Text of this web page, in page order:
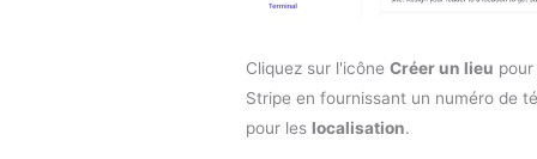
Cliquez sur l'icône Créer un lieu
Stripe en fournissant un numéro de
pour les localisation.